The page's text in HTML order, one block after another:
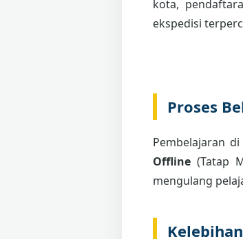
kota,
ekspedisi
Proses
Pembelajaran
Offline (Tatap
mengulang